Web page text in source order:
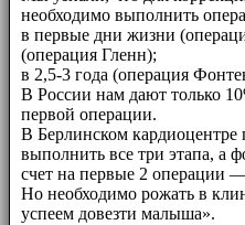
необходимо выполнить
в первые дни жизни
(операция Гленн);
в 2,5-3 года (операция
В России нам дают только
первой операции.
В Берлинском кардиоцентре
выполнить все три этапа, а
счет на первые 2 операции
Но необходимо рожать в
успеем довезти малыша».